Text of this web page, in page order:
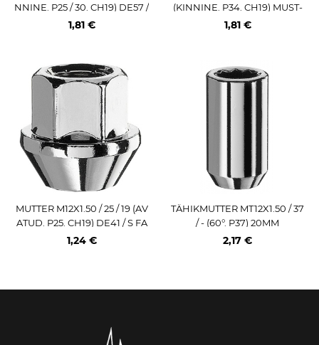
NNINE. P25 / 30. CH19) DE57 /
S. FORD OE -2012 ALTERNATI
1,81 €
(KINNINE. P34. CH19) MUST-
NIKKEL
1,81 €
MUTTER M12X1.50 / 25 / 19 (AV
ATUD. P25. CH19) DE41 / S FA
RAD
1,24 €
TÄHIKMUTTER MT12X1.50 / 37
/ - (60°. P37) 20MM
2,17 €